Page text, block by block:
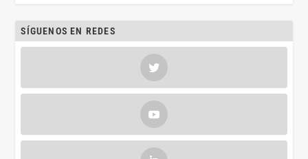
SÍGUENOS EN REDES